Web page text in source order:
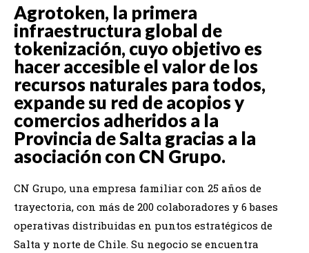
Agrotoken, la primera
infraestructura global de
tokenización, cuyo objetivo es
hacer accesible el valor de los
recursos naturales para todos,
expande su red de acopios y
comercios adheridos a la
Provincia de Salta gracias a la
asociación con CN Grupo.
CN Grupo, una empresa familiar con 25 años de
trayectoria, con más de 200 colaboradores y 6 bases
operativas distribuidas en puntos estratégicos de
Salta y norte de Chile. Su negocio se encuentra